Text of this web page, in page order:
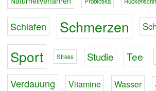
Schlafen Schmerzen
Sport Stress Studie Tee
Verdauung Vitamine Wasser